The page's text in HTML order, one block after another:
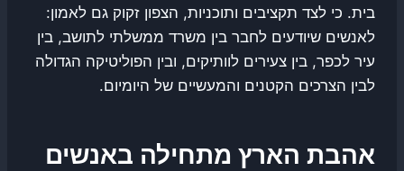
בית. כי לצד תקציבים ותוכניות, הצפון זקוק גם לאמון:
לאנשים שיודעים לחבר בין משרד ממשלתי לתושב, בין
עיר לכפר, בין צעירים לוותיקים, ובין הפוליטיקה הגדולה
לבין הצרכים הקטנים והמעשיים של היומיום.
אהבת הארץ מתחילה באנשים